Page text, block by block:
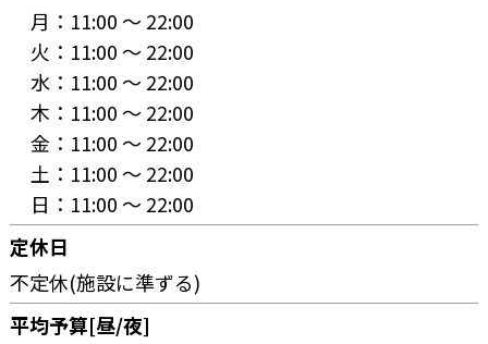
月： 11:00 〜 22:00
火： 11:00 〜 22:00
水： 11:00 〜 22:00
木： 11:00 〜 22:00
金： 11:00 〜 22:00
土： 11:00 〜 22:00
日： 11:00 〜 22:00
定休日
不定休(施設に準ずる)
平均予算[昼/夜]